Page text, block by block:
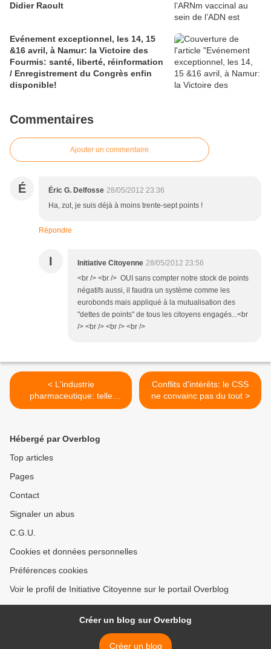
Didier Raoult
Evénement exceptionnel, les 14, 15
&16 avril, à Namur: la Victoire des
Fourmis: santé, liberté, réinformation
/ Enregistrement du Congrès enfin
disponible!
Commentaires
Ajouter un commentaire
É Éric G. Delfosse 28/05/2012 23:36
Ha, zut, je suis déjà à moins trente-sept points !
Répondre
I Initiative Citoyenne 28/05/2012 23:56
<br /> <br /> OUI sans compter notre stock de points
négatifs aussi, il faudra un système comme les
eurobonds mais appliqué à la mutualisation des
"dettes de points" de tous les citoyens engagés...<br
/> <br /> <br /> <br />
< L'industrie
pharmaceutique: telle
qu'elle opère et telle qu'on
Conflits d'intérêts: le CSS
ne convainc pas du tout >
Hébergé par Overblog
Top articles
Pages
Contact
Signaler un abus
C.G.U.
Cookies et données personnelles
Préférences cookies
Voir le profil de Initiative Citoyenne sur le portail Overblog
Créer un blog sur Overblog
Créer un blog